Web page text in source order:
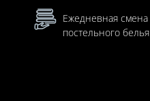
Ежедневная смена
постельного белья